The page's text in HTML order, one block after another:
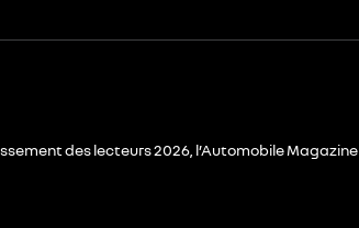
des lecteurs 2026, l’Automobile Magazine